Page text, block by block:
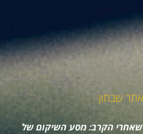
שבתון
הקרב: מסע השיקום של